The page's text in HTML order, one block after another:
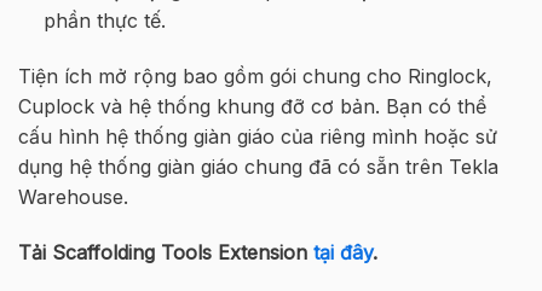
phần thực tế.
Tiện ích mở rộng bao gồm gói chung cho Ringlock,
Cuplock và hệ thống khung đỡ cơ bản. Bạn có thể
cấu hình hệ thống giàn giáo của riêng mình hoặc sử
dụng hệ thống giàn giáo chung đã có sẵn trên Tekla
Warehouse.
Tải Scaffolding Tools Extension tại đây.